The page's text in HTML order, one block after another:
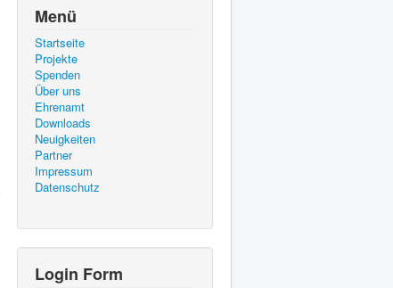
Menü
Startseite
Projekte
Spenden
Über uns
Ehrenamt
Downloads
Neuigkeiten
Partner
Impressum
Datenschutz
Login Form